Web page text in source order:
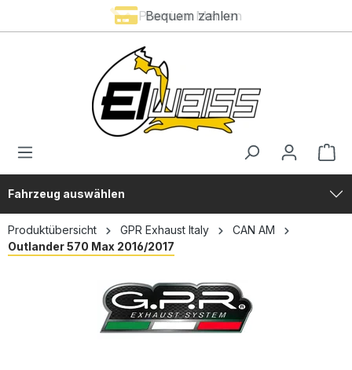
Premium Marken
Bequem zahlen
Fahrzeug auswählen
Produktübersicht GPR Exhaust Italy
CAN AM
Outlander 570 Max 2016/2017